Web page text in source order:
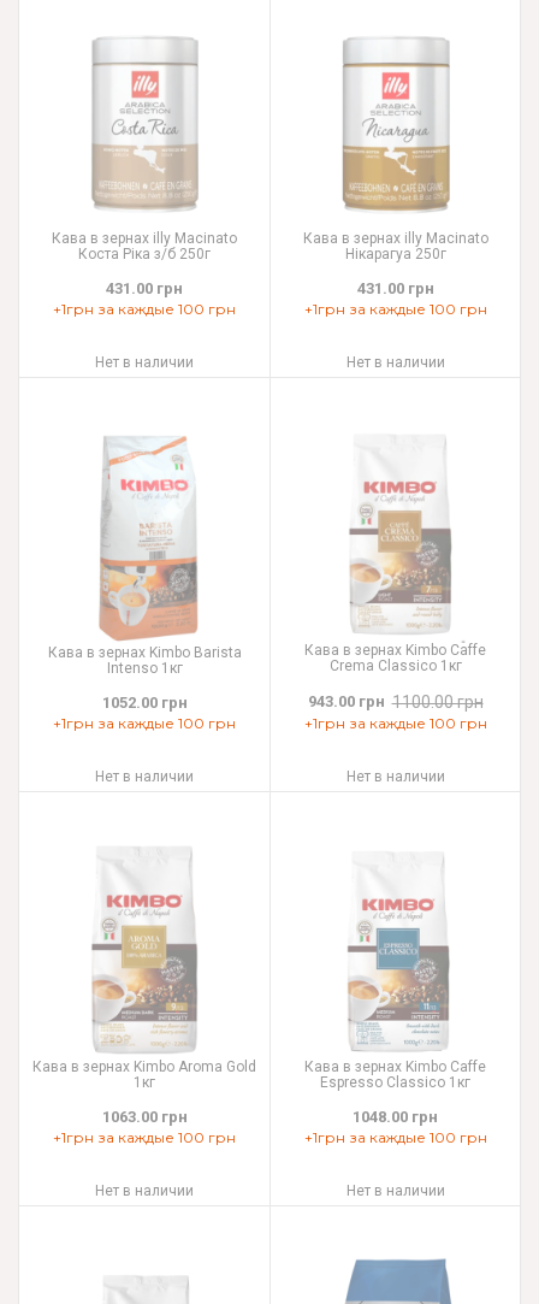
Кава в зернах illy Macinato
Коста Ріка з/б 250г
431.00 грн
+1грн за каждые 100 грн
Нет в наличии
Кава в зернах illy Macinato
Нікарагуа 250г
431.00 грн
+1грн за каждые 100 грн
Нет в наличии
Кава в зернах Kimbo Barista
Intenso 1кг
1052.00 грн
+1грн за каждые 100 грн
Нет в наличии
Кава в зернах Kimbo Caffe
Crema Classico 1кг
943.00 грн 1100.00 грн
+1грн за каждые 100 грн
Нет в наличии
Кава в зернах Kimbo Aroma Gold
1кг
1063.00 грн
+1грн за каждые 100 грн
Нет в наличии
Кава в зернах Kimbo Caffe
Espresso Classico 1кг
1048.00 грн
+1грн за каждые 100 грн
Нет в наличии